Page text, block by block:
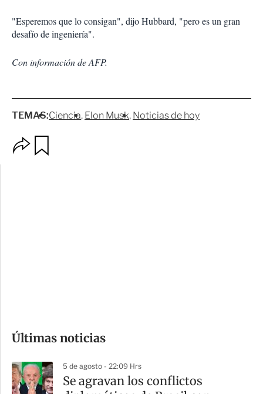
"Esperemos que lo consigan", dijo Hubbard, "pero es un gran
desafío de ingeniería".
Con información de AFP.
TEMAS:Ciencia Elon Musk Noticias de hoy
m
a
r
Últimas noticias
5 de agosto - 22:09 Hrs
Se agravan los conflictos